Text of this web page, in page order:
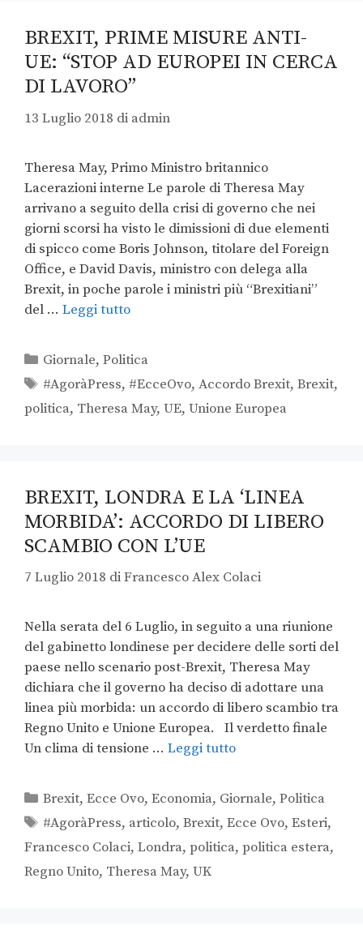
BREXIT, PRIME MISURE ANTI-
UE: “STOP AD EUROPEI IN CERCA
DI LAVORO”
13 Luglio 2018 di admin
Theresa May, Primo Ministro britannico
Lacerazioni interne Le parole di Theresa May
arrivano a seguito della crisi di governo che nei
giorni scorsi ha visto le dimissioni di due elementi
di spicco come Boris Johnson, titolare del Foreign
Office, e David Davis, ministro con delega alla
Brexit, in poche parole i ministri più “Brexitiani”
del … Leggi tutto
Giornale,Politica
#AgoràPress, #EcceOvo,Accordo Brexit,Brexit,
politica, Theresa May, UE, Unione Europea
BREXIT, LONDRA E LA ‘LINEA
MORBIDA’: ACCORDO DI LIBERO
SCAMBIO CON L’UE
7 Luglio 2018 diFrancesco Alex Colaci
Nella serata del 6 Luglio, in seguito a una riunione
del gabinetto londinese per decidere delle sorti del
paese nello scenario post-Brexit, Theresa May
dichiara che il governo ha deciso di adottare una
linea più morbida: un accordo di libero scambio tra
Regno Unito e Unione Europea. Il verdetto finale
Un clima di tensione … Leggi tutto
Brexit,Ecce Ovo,Economia, Giornale,Politica
#AgoràPress, articolo,Brexit,Ecce Ovo,Esteri,
Francesco Colaci, Londra, politica, politica estera,
Regno Unito, Theresa May, UK